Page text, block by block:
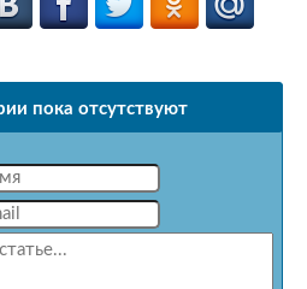
пока отсутствуют